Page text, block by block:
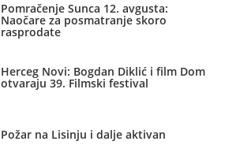
Pomračenje Sunca 12. avgusta:
Naočare za posmatranje skoro
rasprodate
Herceg Novi: Bogdan Diklić i film Dom
otvaraju 39. Filmski festival
Požar na Lisinju i dalje aktivan